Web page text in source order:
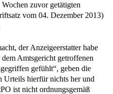
zuvor getätigten
vom 04. Dezember 2013)
der Anzeigeerstatter habe
Amtsgericht getroffenen
gefühlt“, geben die
Urteils hierfür nichts her und
ist nicht ordnungsgemäß